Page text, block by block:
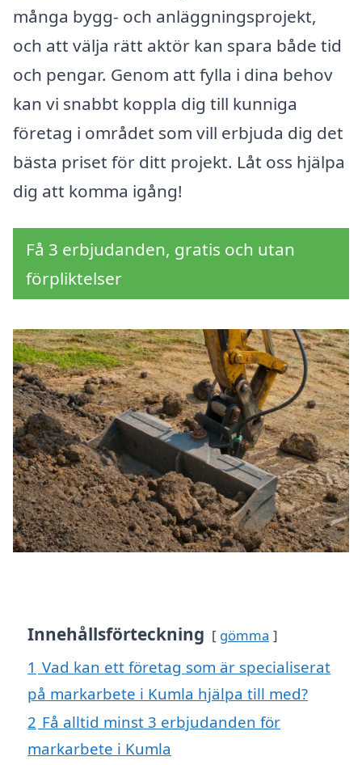
många bygg- och anläggningsprojekt,
och att välja rätt aktör kan spara både tid
och pengar. Genom att fylla i dina behov
kan vi snabbt koppla dig till kunniga
företag i området som vill erbjuda dig det
bästa priset för ditt projekt. Låt oss hjälpa
dig att komma igång!
Få 3 erbjudanden, gratis och utan
förpliktelser
Innehållsförteckning gömma
1 Vad kan ett företag som är specialiserat
på markarbete i Kumla hjälpa till med?
2 Få alltid minst 3 erbjudanden för
markarbete i Kumla